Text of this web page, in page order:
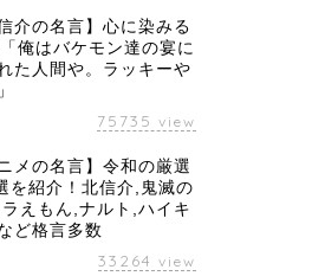
介の名言】心に染みる
俺はバケモン達の宴に
た人間や。ラッキーや
75735 view
メの名言】令和の厳選
を紹介！北信介,鬼滅の
ラえもん,ナルト,ハイキ
ど格言多数
33264 view